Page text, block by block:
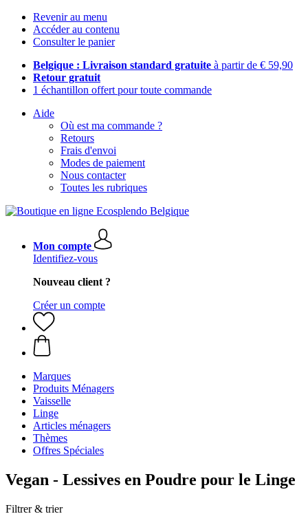
Revenir au menu
Accéder au contenu
Consulter le panier
Belgique : Livraison standard gratuite à partir de € 59,90
Retour gratuit
1 échantillon offert pour toute commande
Aide
Où est ma commande ?
Retours
Frais d'envoi
Modes de paiement
Nous contacter
Toutes les rubriques
Mon compte
Identifiez-vous
Nouveau client ?
Créer un compte
Marques
Produits Ménagers
Vaisselle
Linge
Articles ménagers
Thèmes
Offres Spéciales
Vegan - Lessives en Poudre pour le Linge
Filtrer & trier